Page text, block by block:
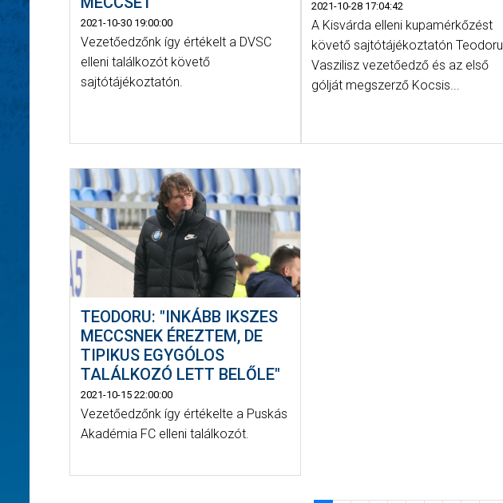
2021-10-30 19:00:00
Vezetőedzőnk így értékelt a DVSC
elleni találkozót követő
sajtótájékoztatón.
2021-10-28 17:04:42
A Kisvárda elleni kupamérkőzést
követő sajtótájékoztatón Teodoru
Vaszilisz vezetőedző és az első
gólját megszerző Kocsis...
TEODORU: "INKÁBB IKSZES
MECCSNEK ÉREZTEM, DE
TIPIKUS EGYGÓLOS
TALÁLKOZÓ LETT BELŐLE"
2021-10-15 22:00:00
Vezetőedzőnk így értékelte a Puskás
Akadémia FC elleni találkozót.